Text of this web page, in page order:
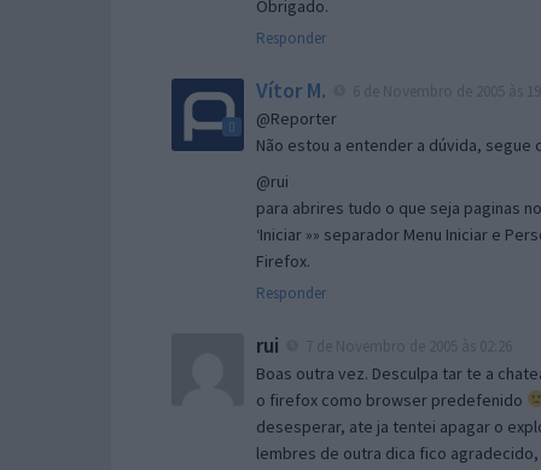
Obrigado.
Responder
Vítor M.
@Reporter
Não estou a entender a dúvida,
@rui
para abrires tudo o que seja paginas
‘Iniciar »» separador Menu Iniciar e
Firefox.
Responder
rui
Boas outra vez. Desculpa tar te a
o firefox como browser predefenido
desesperar, ate ja tentei apagar o
lembres de outra dica fico